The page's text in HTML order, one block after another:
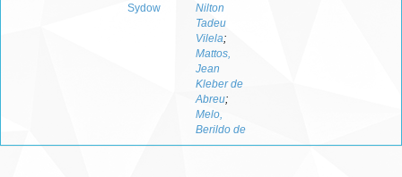
Sydow
Nilton
Tadeu
Vilela;
Mattos,
Jean
Kleber de
Abreu;
Melo,
Berildo de